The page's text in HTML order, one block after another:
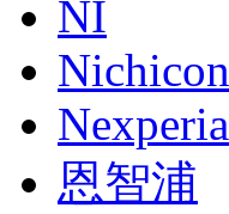
NI
Nichicon
Nexperia
恩智浦